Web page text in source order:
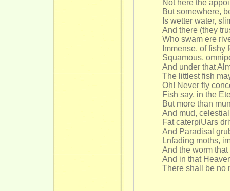
Not here the
But somewhere,
Is wetter water,
And there (they
Who swam ere
Immense, of fishy
Squamous,
And under that
The littlest fish
Oh! Never fly
Fish say, in the
But more than
And mud,
Fat caterpiUars
And Paradisal
Lnfading moths,
And the worm
And in that
There shall be no